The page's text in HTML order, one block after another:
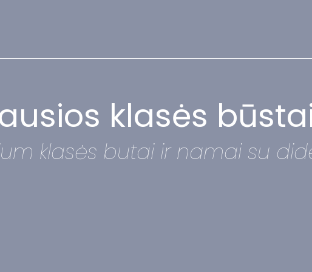
klasės
klasės butai ir namai su